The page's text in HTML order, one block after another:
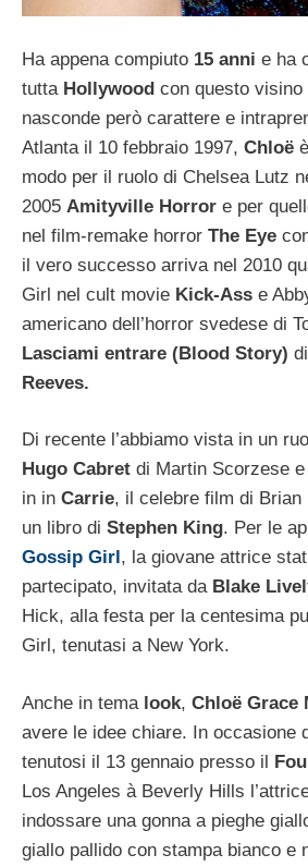
Ha appena compiuto 15 anni e ha
tutta Hollywood con questo
nasconde però carattere e
Atlanta il 10 febbraio 1997, Chloë
modo per il ruolo di Chelsea Lutz
2005 Amityville Horror e per
nel film-remake horror The Eye
il vero successo arriva nel 2010
Girl nel cult movie Kick-Ass e
americano dell’horror svedese di
Lasciami entrare (Blood Story)
Reeves.
Di recente l’abbiamo vista in un
Hugo Cabret di Martin Scorzese
in in Carrie, il celebre film di Brian
un libro di Stephen King. Per le
Gossip Girl , la giovane attrice
partecipato, invitata da Blake
Hick, alla festa per la centesima
Girl, tenutasi a New York.
Anche in tema look, Chloë Grace
avere le idee chiare. In occasione
tenutosi il 13 gennaio presso il
Los Angeles à Beverly Hills
indossare una gonna a pieghe
giallo pallido con stampa bianco e